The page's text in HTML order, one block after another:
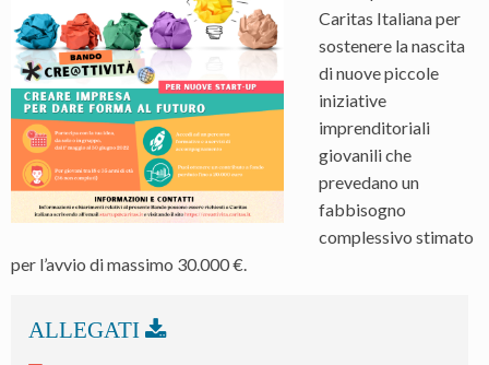
Caritas Italiana per
sostenere la nascita
di nuove piccole
iniziative
imprenditoriali
giovanili che
prevedano un
fabbisogno
complessivo stimato
per l’avvio di massimo 30.000 €.